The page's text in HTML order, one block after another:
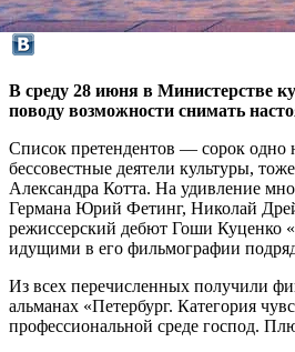
В среду 28 июня в Министерстве
поводу возможности снимать
Список претендентов — сорок одно
бессовестные деятели культуры,
Александра Котта. На удивление
Германа Юрий Фетинг, Николай
режиссерский дебют Гоши Куценко
идущими в его фильмографии
Из всех перечисленных получили
альманах «Петербург. Категория
профессиональной среде господ.